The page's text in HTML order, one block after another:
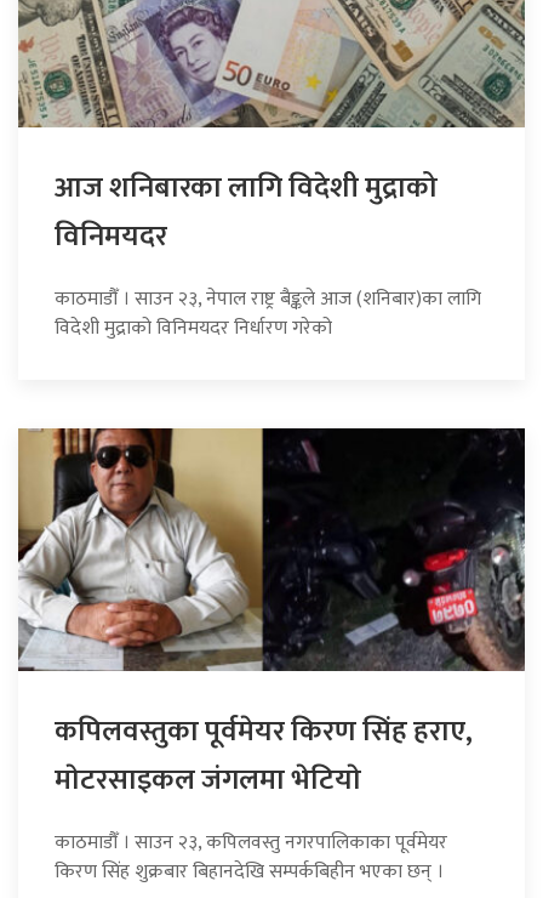
आज शनिबारका लागि विदेशी मुद्राको
विनिमयदर
काठमाडौँ । साउन २३, नेपाल राष्ट्र बैङ्कले आज (शनिबार)का लागि
विदेशी मुद्राको विनिमयदर निर्धारण गरेको
कपिलवस्तुका पूर्वमेयर किरण सिंह हराए,
माेटरसाइकल जंगलमा भेटियाे
काठमाडौँ । साउन २३, कपिलवस्तु नगरपालिकाका पूर्वमेयर
किरण सिंह शुक्रबार बिहानदेखि सम्पर्कबिहीन भएका छन् ।